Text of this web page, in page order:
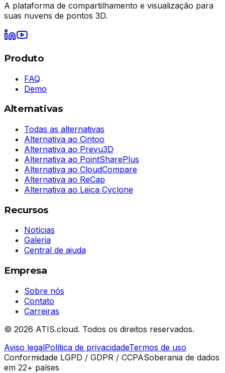
A plataforma de compartilhamento e visualização para
suas nuvens de pontos 3D.
Produto
FAQ
Demo
Alternativas
Todas as alternativas
Alternativa ao Cintoo
Alternativa ao Prevu3D
Alternativa ao PointSharePlus
Alternativa ao CloudCompare
Alternativa ao ReCap
Alternativa ao Leica Cyclone
Recursos
Notícias
Galeria
Central de ajuda
Empresa
Sobre nós
Contato
Carreiras
© 2026 ATIS.cloud. Todos os direitos reservados.
Aviso legalPolítica de privacidadeTermos de uso
Conformidade LGPD / GDPR / CCPASoberania de dados
em 22+ países